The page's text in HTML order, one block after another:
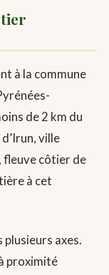
à la commune
de 2 km du
ville
fleuve côtier de
à cet
axes.
proximité